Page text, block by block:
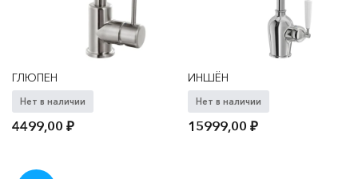
ГЛЮПЕН
Нет в наличии
4499,00₽
ИНШЁН
Нет в наличии
15999,00₽